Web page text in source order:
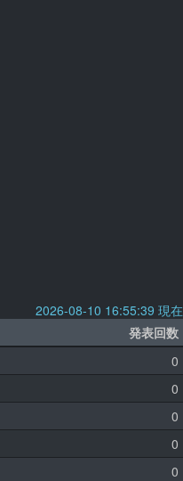
2026-08-10 16:55:39 現在
発表回数
0
0
0
0
0